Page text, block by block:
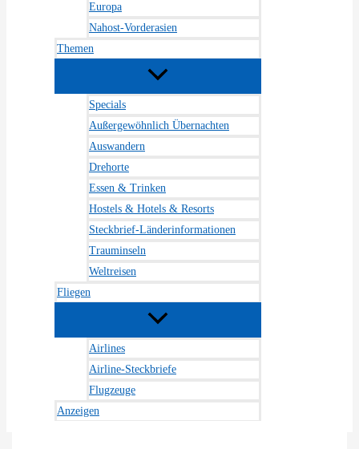
Europa
Nahost-Vorderasien
Themen
Specials
Außergewöhnlich Übernachten
Auswandern
Drehorte
Essen & Trinken
Hostels & Hotels & Resorts
Steckbrief-Länderinformationen
Trauminseln
Weltreisen
Fliegen
Airlines
Airline-Steckbriefe
Flugzeuge
Anzeigen